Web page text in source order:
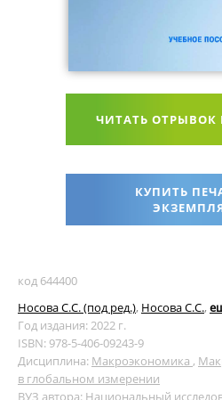
ЧИТАТЬ ОТРЫВОК
КУПИТЬ
код 644400
Носова С.С. (под ред.), Носова С.С.,
Год издания: 2022 г.
ISBN: 978-5-406-09243-9
Дисциплина: Макроэкономика ,
в глобальном измерении
ВУЗ автора: Национальный